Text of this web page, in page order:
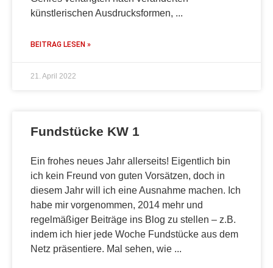
künstlerischen Ausdrucksformen,
BEITRAG LESEN »
21. April 2022
Fundstücke KW 1
Ein frohes neues Jahr allerseits! Eigentlich bin
ich kein Freund von guten Vorsätzen, doch in
diesem Jahr will ich eine Ausnahme machen. Ich
habe mir vorgenommen, 2014 mehr und
regelmäßiger Beiträge ins Blog zu stellen – z.B.
indem ich hier jede Woche Fundstücke aus dem
Netz präsentiere. Mal sehen, wie